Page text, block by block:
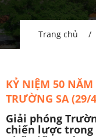
Trang chủ
KỶ NIỆM 50
TRƯỜNG SA (29/
Giải phóng
chiến lược trong